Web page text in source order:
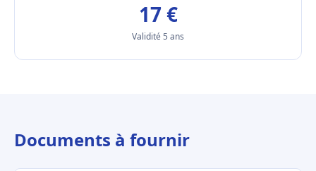
17 €
Validité 5 ans
Documents à fournir